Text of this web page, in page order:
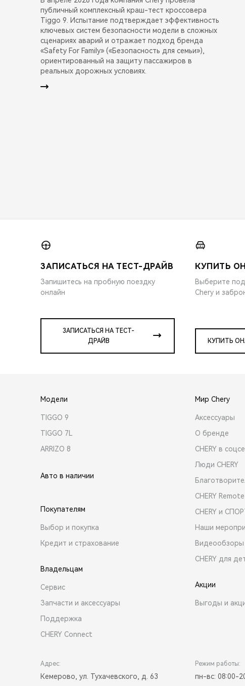
публичный комплексный краш-тест кроссовера
Tiggo 9. Испытание подтверждает эффективность
ключевых систем безопасности модели в сложных
сценариях аварий и отражает подход бренда
«Safety For Family» («Безопасность для семьи»),
ориентированный на защиту пассажиров в
реальных дорожных условиях.
ЗАПИСАТЬСЯ НА ТЕСТ-ДРАЙВ
Запишитесь на пробную поездку
онлайн
ЗАПИСАТЬСЯ НА ТЕСТ-
ДРАЙВ
КУПИТЬ
Выберите
Chery и
КУПИТЬ
Модели
TIGGO 9
TIGGO 7L
ARRIZO 8
Авто в наличии
Покупателям
Выбор и покупка
Кредит и страхование
Владельцам
Сервис
Запчасти и аксессуары
Поддержка
CHERY Connect
Мир Chery
Аксессуары
О бренде
CHERY в
Люди CHERY
CHERY Remote
CHERY и
Наши
Видеообзоры
CHERY для
Акции
Выгоды и
Адрес:
Кемерово, ул. Тухачевского, д. 63
Режим работы:
пн-вс: 08:00-